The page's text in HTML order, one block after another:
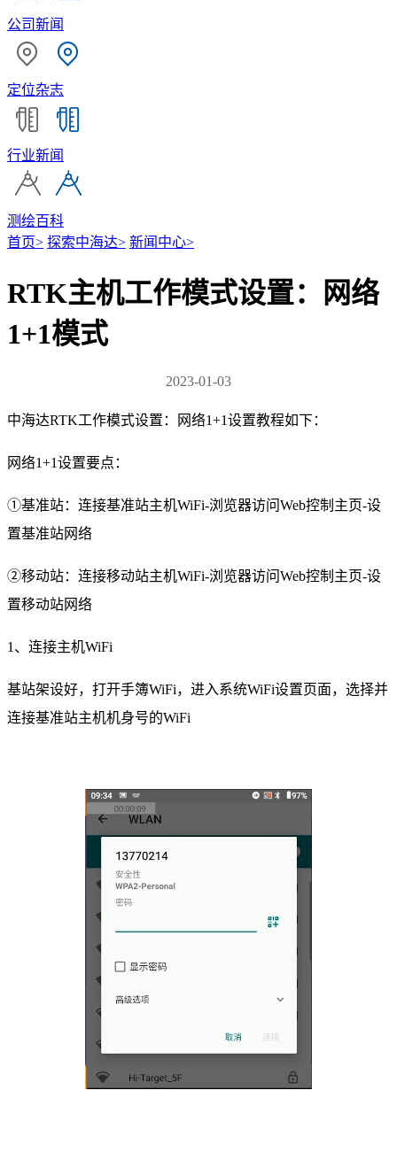
公司新闻
定位杂志
行业新闻
测绘百科
首页> 探索中海达> 新闻中心>
RTK主机工作模式设置：网络
1+1模式
2023-01-03
中海达RTK工作模式设置：网络1+1设置教程如下：
网络1+1设置要点：
①基准站：连接基准站主机WiFi-浏览器访问Web控制主页-设
置基准站网络
②移动站：连接移动站主机WiFi-浏览器访问Web控制主页-设
置移动站网络
1、连接主机WiFi
基站架设好，打开手簿WiFi，进入系统WiFi设置页面，选择并
连接基准站主机机身号的WiFi